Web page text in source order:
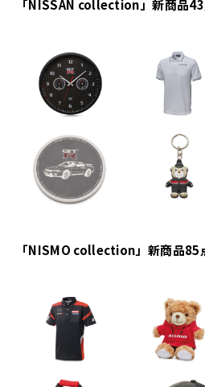
「NISSAN collection」――新商品
「NISMO collection」――新商品85